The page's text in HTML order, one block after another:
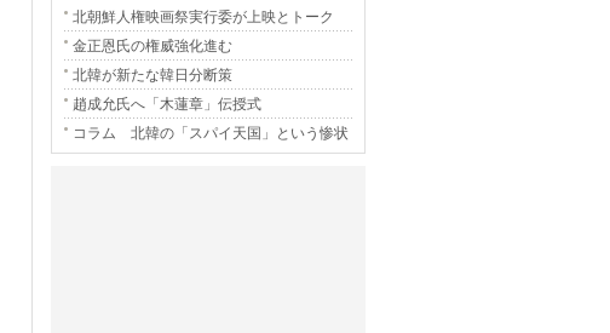
北朝鮮人権映画祭実行委が上映とトーク
金正恩氏の権威強化進む
北韓が新たな韓日分断策
趙成允氏へ「木蓮章」伝授式
コラム 北韓の「スパイ天国」という惨状